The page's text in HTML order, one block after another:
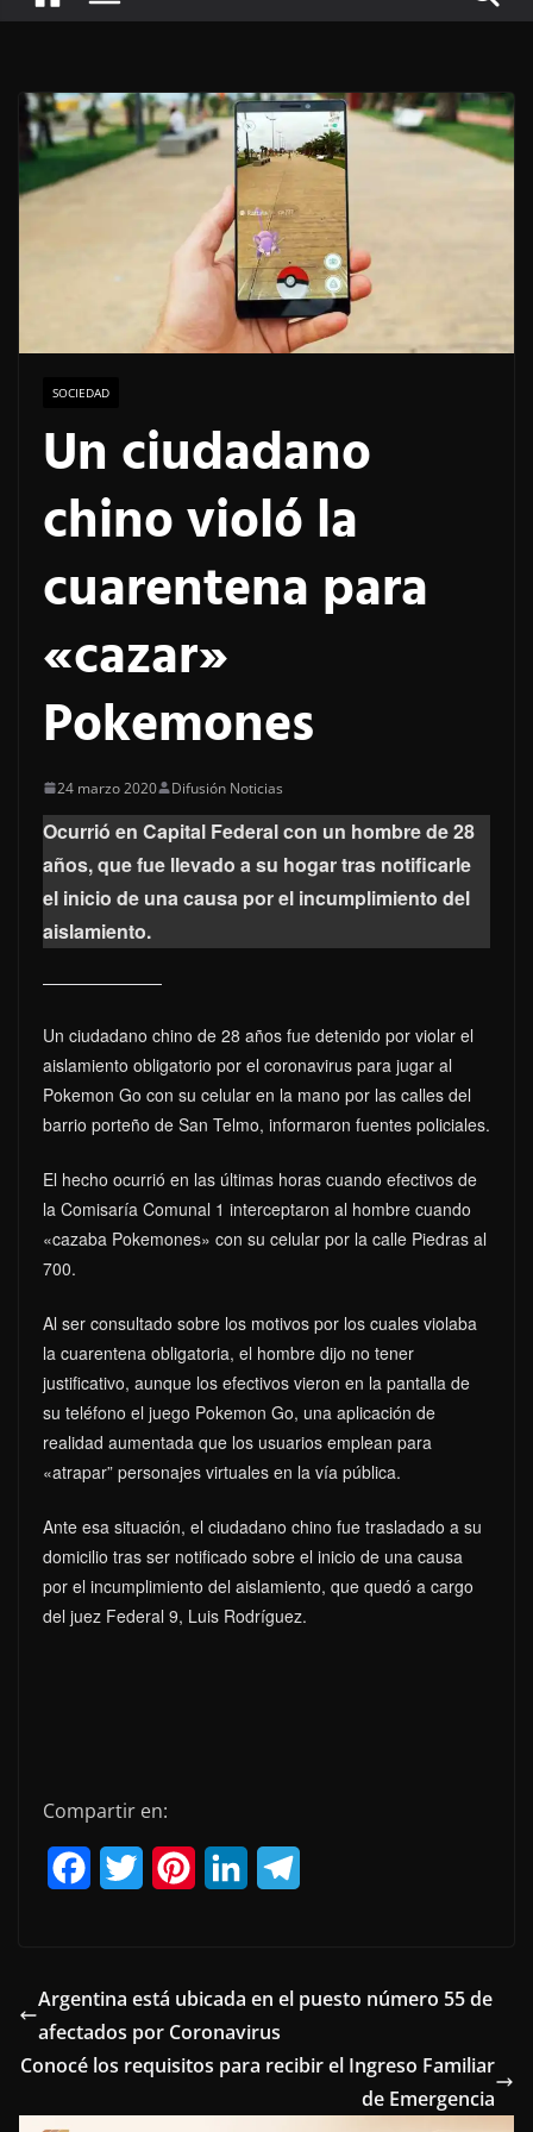
SOCIEDAD
Un ciudadano
chino violó la
cuarentena para
«cazar»
Pokemones
24 marzo 2020 Difusión Noticias
Ocurrió en Capital Federal con un hombre de 28
años, que fue llevado a su hogar tras notificarle
el inicio de una causa por el incumplimiento del
aislamiento.
Un ciudadano chino de 28 años fue detenido por violar el
aislamiento obligatorio por el coronavirus para jugar al
Pokemon Go con su celular en la mano por las calles del
barrio porteño de San Telmo, informaron fuentes policiales.
El hecho ocurrió en las últimas horas cuando efectivos de
la Comisaría Comunal 1 interceptaron al hombre cuando
«cazaba Pokemones» con su celular por la calle Piedras al
700.
Al ser consultado sobre los motivos por los cuales violaba
la cuarentena obligatoria, el hombre dijo no tener
justificativo, aunque los efectivos vieron en la pantalla de
su teléfono el juego Pokemon Go, una aplicación de
realidad aumentada que los usuarios emplean para
«atrapar” personajes virtuales en la vía pública.
Ante esa situación, el ciudadano chino fue trasladado a su
domicilio tras ser notificado sobre el inicio de una causa
por el incumplimiento del aislamiento, que quedó a cargo
del juez Federal 9, Luis Rodríguez.
Compartir en:
e
b
o
o
t
t
e
r
t
e
r
e
k
e
d
I
e
r
a
Argentina está ubicada en el puesto número 55 de
afectados por Coronavirus
Conocé los requisitos para recibir el Ingreso Familiar
de Emergencia